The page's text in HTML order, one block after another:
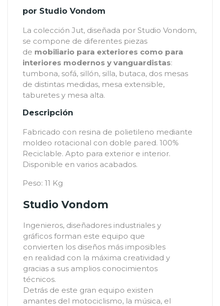
por Studio Vondom
La colección Jut, diseñada por Studio Vondom,
se compone de diferentes piezas
de mobiliario para exteriores como para
interiores modernos y vanguardistas:
tumbona, sofá, sillón, silla, butaca, dos mesas
de distintas medidas, mesa extensible,
taburetes y mesa alta.
Descripción
Fabricado con resina de polietileno mediante
moldeo rotacional con doble pared. 100%
Reciclable. Apto para exterior e interior.
Disponible en varios acabados.
Peso: 11 Kg
Studio Vondom
Ingenieros, diseñadores industriales y
gráficos forman este equipo que
convierten los diseños más imposibles
en realidad con la máxima creatividad y
gracias a sus amplios conocimientos
técnicos.
Detrás de este gran equipo existen
amantes del motociclismo, la música, el